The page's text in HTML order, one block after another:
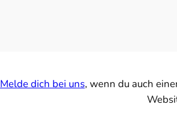
Melde dich bei uns, wenn du auch